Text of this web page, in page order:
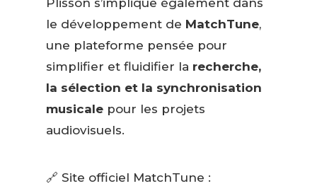
Plisson s’implique également dans
le développement de MatchTune,
une plateforme pensée pour
simplifier et fluidifier la recherche,
la sélection et la synchronisation
musicalepour les projets
audiovisuels.
🔗 Site officiel MatchTune :